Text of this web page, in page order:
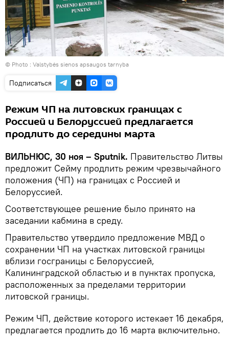
© Photo : Valstybės sienos apsaugos tarnyba
Подписаться
Режим ЧП на литовских границах с
Россией и Белоруссией предлагается
продлить до середины марта
ВИЛЬНЮС, 30 ноя – Sputnik. Правительство Литвы
предложит Сейму продлить режим чрезвычайного
положения (ЧП) на границах с Россией и
Белоруссией.
Соответствующее решение было принято на
заседании кабмина в среду.
Правительство утвердило предложение МВД о
сохранении ЧП на участках литовской границы
вблизи госграницы с Белоруссией,
Калининградской областью и в пунктах пропуска,
расположенных за пределами территории
литовской границы.
Режим ЧП, действие которого истекает 16 декабря,
предлагается продлить до 16 марта включительно.